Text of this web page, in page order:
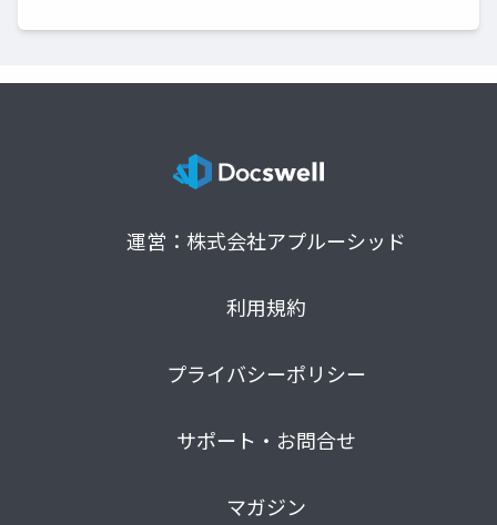
運営：株式会社アプルーシッド
利用規約
プライバシーポリシー
サポート・お問合せ
マガジン